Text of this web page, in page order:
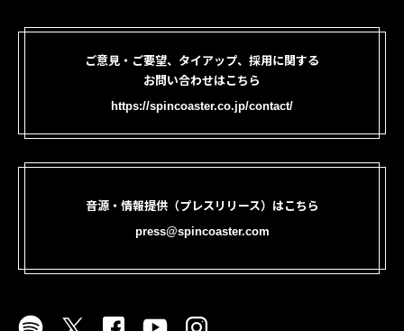
ご意見・ご要望、タイアップ、採用に関する
お問い合わせはこちら
https://spincoaster.co.jp/contact/
音源・情報提供（プレスリリース）はこちら
press@spincoaster.com